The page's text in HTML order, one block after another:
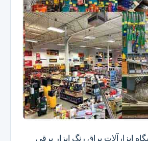
ابزارآلات یراق رنگ ابزار برقی